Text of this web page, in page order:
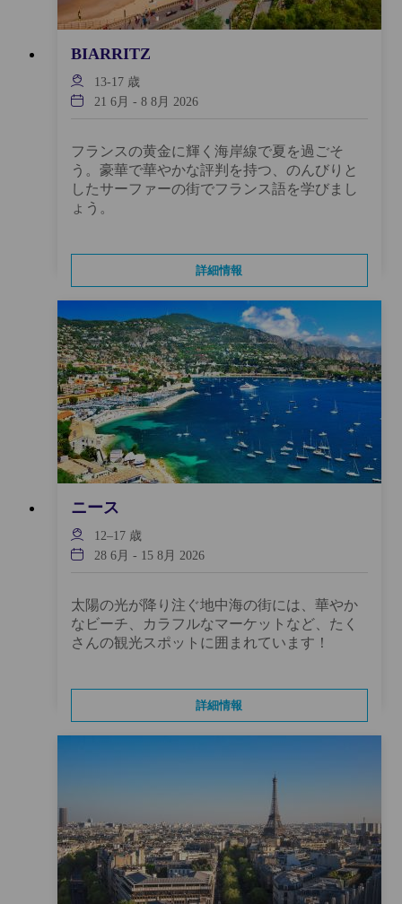
BIARRITZ
13-17 歳
21 6月 - 8 8月 2026
フランスの黄金に輝く海岸線で夏を過ごそ
う。豪華で華やかな評判を持つ、のんびりと
したサーファーの街でフランス語を学びまし
ょう。
詳細情報
ニース
12–17 歳
28 6月 - 15 8月 2026
太陽の光が降り注ぐ地中海の街には、華やか
なビーチ、カラフルなマーケットなど、たく
さんの観光スポットに囲まれています！
詳細情報